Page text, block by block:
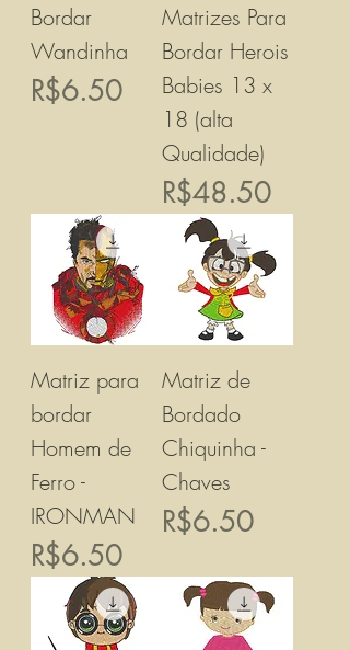
Bordar
Wandinha
價格
R$6.50
Matrizes Para
Bordar Herois
Babies 13 x
18 (alta
Qualidade)
價格
R$48.50
Matriz para
bordar
Homem de
Ferro -
IRONMAN
價格
R$6.50
Matriz de
Bordado
Chiquinha -
Chaves
價格
R$6.50